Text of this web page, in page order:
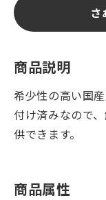
さ
商品説明
希少性の高い国
付け済みなので
供できます。
商品属性